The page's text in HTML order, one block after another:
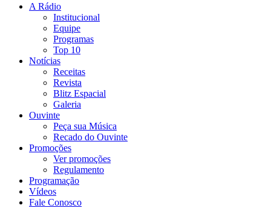
A Rádio
Institucional
Equipe
Programas
Top 10
Notícias
Receitas
Revista
Blitz Espacial
Galeria
Ouvinte
Peça sua Música
Recado do Ouvinte
Promoções
Ver promoções
Regulamento
Programação
Vídeos
Fale Conosco